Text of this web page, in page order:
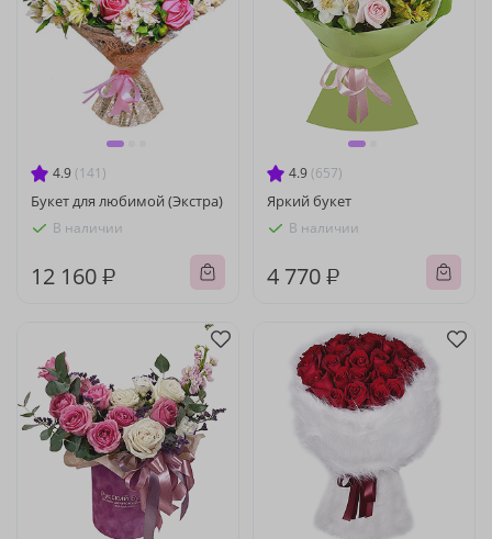
4.9 (141)
Букет для любимой (Экстра)
В наличии
12 160 ₽
4.9 (657)
Яркий букет
В наличии
4 770 ₽